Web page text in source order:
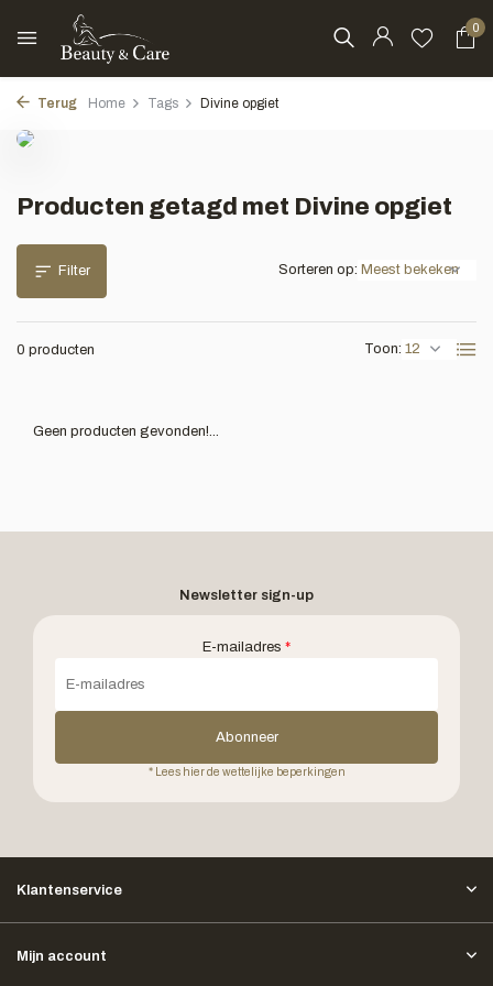
0
Terug Home Tags Divine opgiet
Producten getagd met Divine opgiet
Filter
0 producten Toon:
Sorteren op:
Geen producten gevonden!...
Newsletter sign-up
E-mailadres *
Abonneer
* Lees hier de wettelijke beperkingen
Klantenservice
Mijn account